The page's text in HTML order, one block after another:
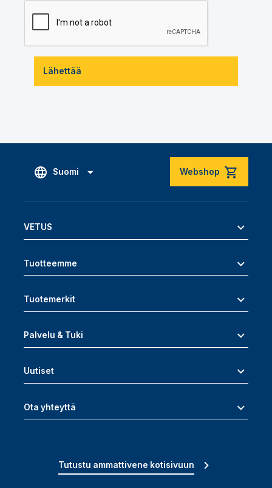
Lähettää
Suomi Webshop
VETUS
Tuotteemme
Tuotemerkit
Palvelu & Tuki
Uutiset
Ota yhteyttä
Tutustu ammattivene kotisivuun